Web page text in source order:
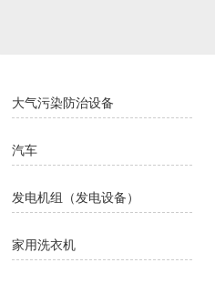
大气污染防治设备
汽车
发电机组（发电设备）
家用洗衣机